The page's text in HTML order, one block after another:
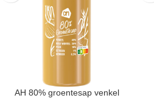
AH 80% groentesap venkel